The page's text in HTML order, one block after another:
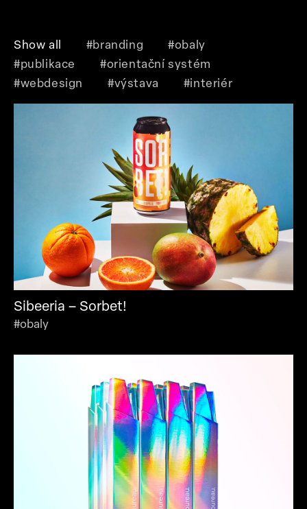
Show all #branding
#obaly
#publikace
#orientační systém
#webdesign
#výstava #interiér
Sibeeria – Sorbet!
#obaly